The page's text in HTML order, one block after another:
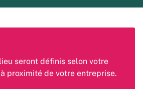
seront définis selon votre
proximité de votre entreprise.